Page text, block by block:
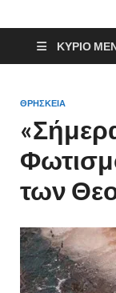
ΚΎΡΙΟ
ΘΡΗΣΚΕΙΑ
των